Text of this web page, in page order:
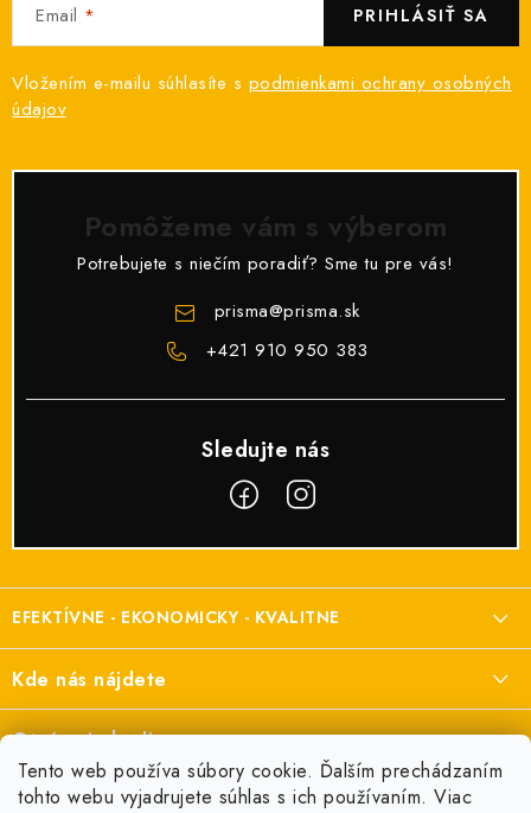
Tento web používa súbory cookie. Ďalším prechádzaním
tohto webu vyjadrujete súhlas s ich používaním. Viac
Email
Vložením e-mailu súhlasíte s podmienkami ochrany osobných
údajov
PRIHLÁSIŤ SA
Pomôžeme vám s výberom
Potrebujete s niečím poradiť? Sme tu pre vás!
prisma@prisma.sk
+421 910 950 383
á
p
ä
t
i
EFEKTÍVNE - EKONOMICKY - KVALITNE
a elektroinštalácie
Prisma Elektro s.r.o.
Šenkvická cesta 2166/1, Pezinok
+421 910 950 383
Kde nás nájdete
Otváracie hodiny
Pondelok:
7:00 - 16:00
Informácie pre vás